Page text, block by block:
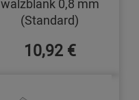
walzblank 0,8 mm
(Standard)
10,92 €